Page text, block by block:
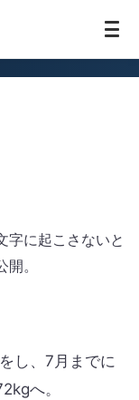
字に起こさないと
。
し、7月までに
へ。